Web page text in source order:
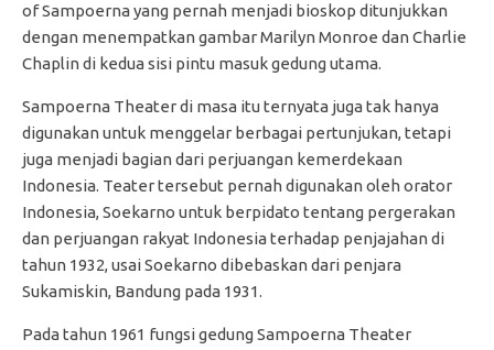
of Sampoerna yang pernah menjadi bioskop ditunjukkan
dengan menempatkan gambar Marilyn Monroe dan Charlie
Chaplin di kedua sisi pintu masuk gedung utama.
Sampoerna Theater di masa itu ternyata juga tak hanya
digunakan untuk menggelar berbagai pertunjukan, tetapi
juga menjadi bagian dari perjuangan kemerdekaan
Indonesia. Teater tersebut pernah digunakan oleh orator
Indonesia, Soekarno untuk berpidato tentang pergerakan
dan perjuangan rakyat Indonesia terhadap penjajahan di
tahun 1932, usai Soekarno dibebaskan dari penjara
Sukamiskin, Bandung pada 1931.
Pada tahun 1961 fungsi gedung Sampoerna Theater